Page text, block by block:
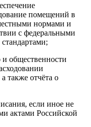
помещений в
нормами и
с федеральными
общественности
также отчёта о
если иное не
актами Российской